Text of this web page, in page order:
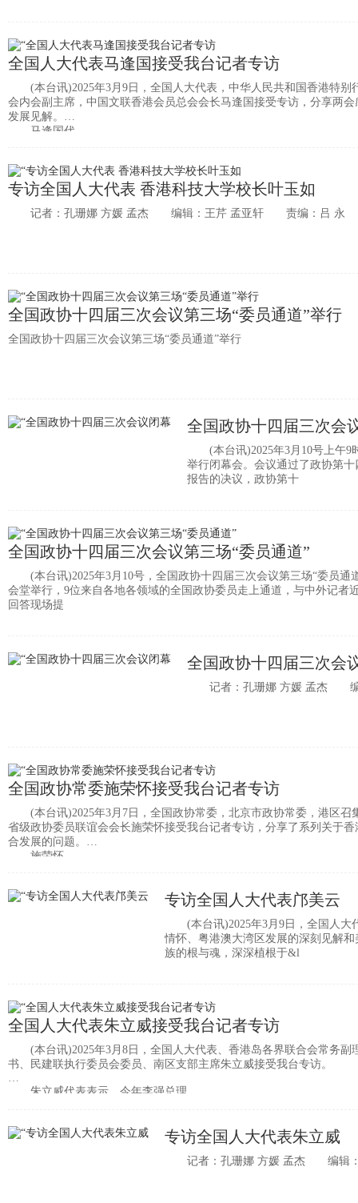
全国人大代表马逢国接受我台记者专访
(本台讯)2025年3月9日，全国人大代表，中华人民共和国香港特别
会内会副主席，中国文联香港会员总会会长马逢国接受专访，分享两会
发展见解。
马逢国代
专访全国人大代表 香港科技大学校长叶玉如
记者：孔珊娜 方媛 孟杰 编辑：王芹 孟亚轩 责编：吕 永
全国政协十四届三次会议第三场“委员通道”举行
全国政协十四届三次会议第三场“委员通道”举行
全国政协十四届三次会
(本台讯)2025年3月10号上午9
举行闭幕会。会议通过了政协第
报告的决议，政协第十
全国政协十四届三次会议第三场“委员通道”
(本台讯)2025年3月10号，全国政协十四届三次会议第三场“委员通
会堂举行，9位来自各地各领域的全国政协委员走上通道，与中外记者
回答现场提
全国政协十四届三次会
记者：孔珊娜 方媛 孟杰 编
全国政协常委施荣怀接受我台记者专访
(本台讯)2025年3月7日，全国政协常委，北京市政协常委，港区召
省级政协委员联谊会会长施荣怀接受我台记者专访，分享了系列关于香
合发展的问题。
施荣怀
专访全国人大代表邝美云
(本台讯)2025年3月9日，全国人大
情怀、粤港澳大湾区发展的深刻见解
族的根与魂，深深植根于&l
全国人大代表朱立威接受我台记者专访
(本台讯)2025年3月8日，全国人大代表、香港岛各界联合会常务副
书、民建联执行委员会委员、南区支部主席朱立威接受我台专访。
朱立威代表表示，今年李强总理
专访全国人大代表朱立威
记者：孔珊娜 方媛 孟杰 编辑